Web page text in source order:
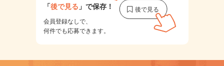
「後で見る 」で保存！
会員登録なしで、
何件でも応募できます。